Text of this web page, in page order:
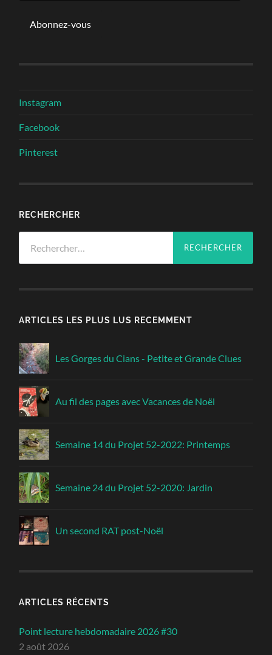
Abonnez-vous
Instagram
Facebook
Pinterest
RECHERCHER
ARTICLES LES PLUS LUS RECEMMENT
Les Gorges du Cians - Petite et Grande Clues
Au fil des pages avec Vacances de Noël
Semaine 14 du Projet 52-2022: Printemps
Semaine 24 du Projet 52-2020: Jardin
Un second RAT post-Noël
ARTICLES RÉCENTS
Point lecture hebdomadaire 2026 #30
2 août 2026